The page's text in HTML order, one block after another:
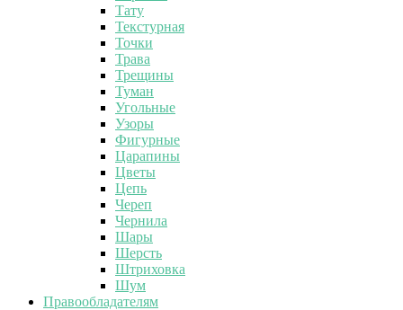
Тату
Текстурная
Точки
Трава
Трещины
Туман
Угольные
Узоры
Фигурные
Царапины
Цветы
Цепь
Череп
Чернила
Шары
Шерсть
Штриховка
Шум
Правообладателям